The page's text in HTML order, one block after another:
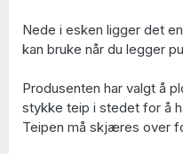
Nede i esken ligger det
kan bruke når du legger
Produsenten har valgt å
stykke teip i stedet for å
Teipen må skjæres over